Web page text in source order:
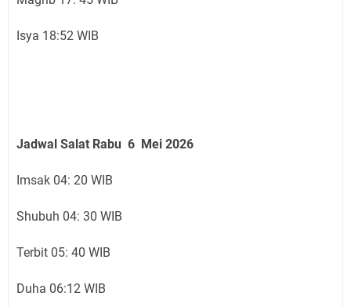
Isya 18:52 WIB
Jadwal Salat Rabu 6 Mei 2026
Imsak 04: 20 WIB
Shubuh 04: 30 WIB
Terbit 05: 40 WIB
Duha 06:12 WIB